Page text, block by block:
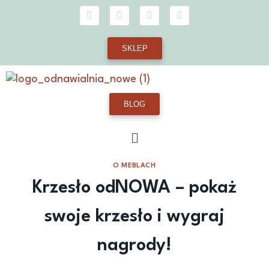
SKLEP
BLOG
O MEBLACH
Krzesło odNOWA – pokaż
swoje krzesło i wygraj
nagrody!